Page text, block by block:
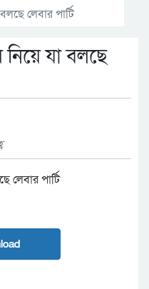
লেবার পার্টি
নিয়ে যা বলছে